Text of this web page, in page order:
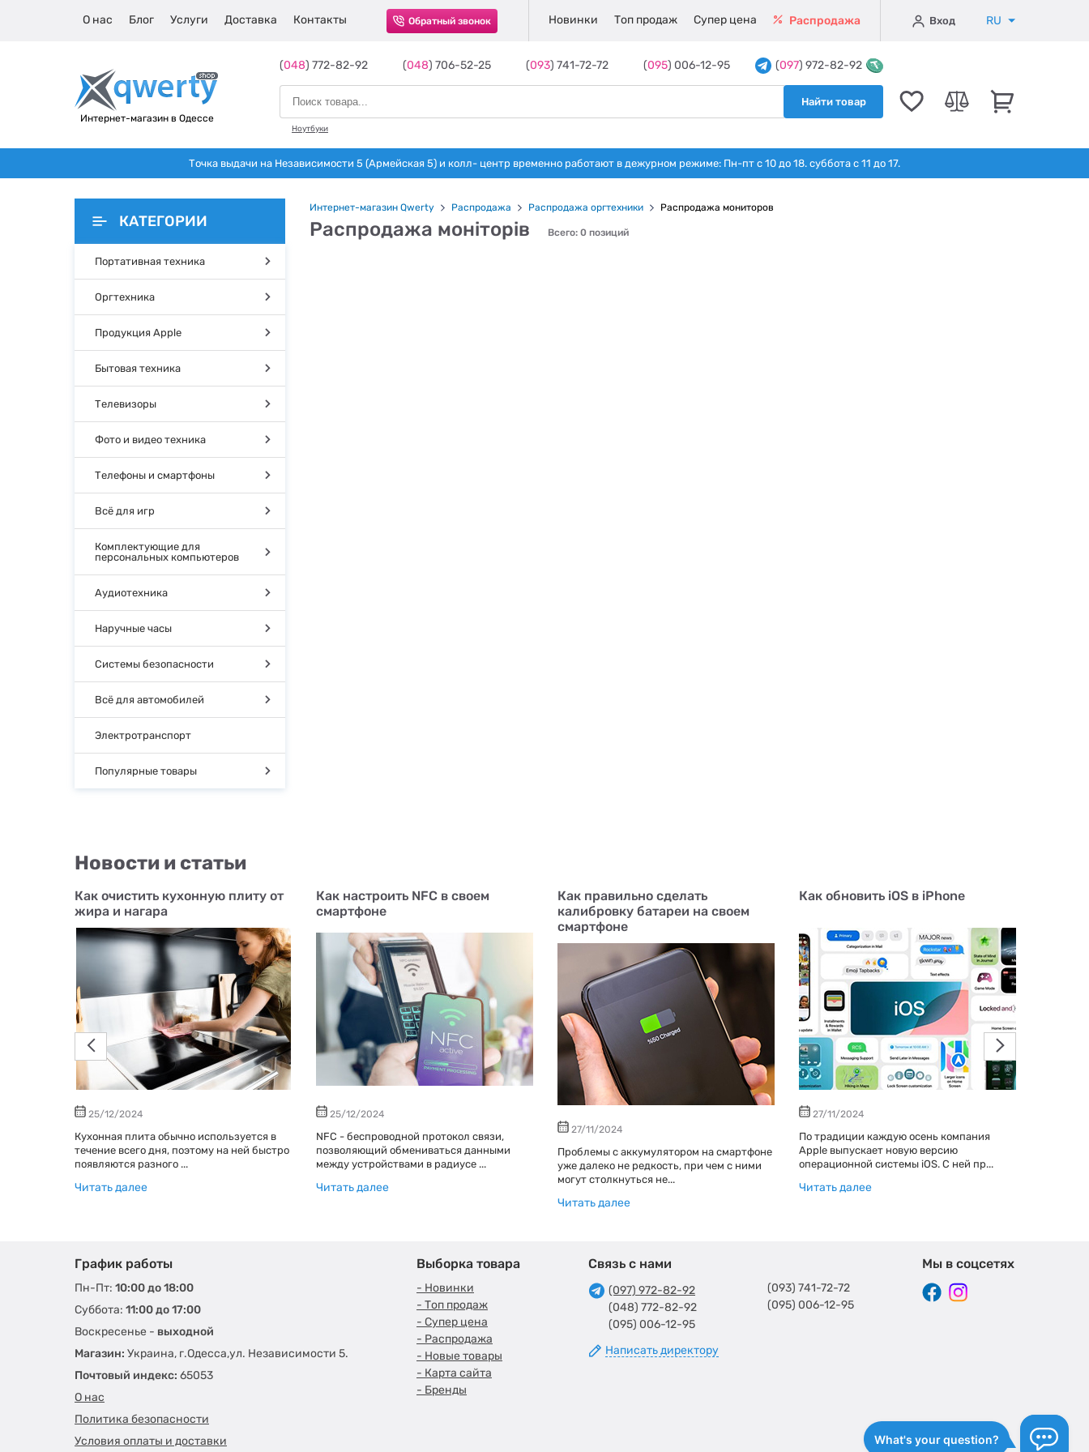
О нас Блог Услуги Доставка Контакты Обратный звонок Новинки Топ продаж Супер цена Распродажа Вход RU
Интернет-магазин в Одессе
(048) 772-82-92 (048) 706-52-25 (093) 741-72-72 (095) 006-12-95 (097) 972-82-92
Найти товар
Ноутбуки
Точка выдачи на Независимости 5 (Армейская 5) и колл- центр временно работают в дежурном режиме: Пн-пт с 10 до 18. суббота с 11 до 17.
КАТЕГОРИИ
Портативная техника
Оргтехника
Продукция Apple
Бытовая техника
Телевизоры
Фото и видео техника
Телефоны и смартфоны
Всё для игр
Комплектующие для
персональных компьютеров
Аудиотехника
Наручные часы
Системы безопасности
Всё для автомобилей
Электротранспорт
Популярные товары
Интернет-магазин Qwerty Распродажа Распродажа оргтехники Распродажа мониторов
Распродажа моніторів Всего: 0 позиций
Новости и статьи
Как очистить кухонную плиту от
жира и нагара
25/12/2024
Кухонная плита обычно используется в
течение всего дня, поэтому на ней быстро
появляются разного ...
Читать далее
Как настроить NFC в своем
смартфоне
25/12/2024
NFC - беспроводной протокол связи,
позволяющий обмениваться данными
между устройствами в радиусе ...
Читать далее
Как правильно сделать
калибровку батареи на своем
смартфоне
27/11/2024
Проблемы с аккумулятором на смартфоне
уже далеко не редкость, при чем с ними
могут столкнуться не...
Читать далее
Как обновить iOS в iPhone
27/11/2024
По традиции каждую осень компания
Apple выпускает новую версию
операционной системы iOS. С ней пр...
Читать далее
График работы
Пн-Пт: 10:00 до 18:00
Суббота: 11:00 до 17:00
Воскресенье - выходной
Магазин: Украина, г.Одесса,ул. Независимости 5.
Почтовый индекс: 65053
О нас
Политика безопасности
Условия оплаты и доставки
Выборка товара
- Новинки
- Топ продаж
- Супер цена
- Распродажа
- Новые товары
- Карта сайта
- Бренды
Связь с нами
(097) 972-82-92
(048) 772-82-92
(095) 006-12-95
Написать директору
(093) 741-72-72
(095) 006-12-95
Мы в соцсетях